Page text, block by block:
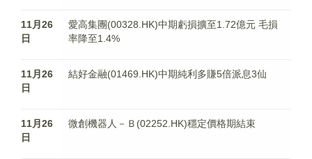
11月26
日
愛高集團(00328.HK)中期虧損擴至1.72億元 毛損
率降至1.4%
11月26
日
結好金融(01469.HK)中期純利多賺5倍派息3仙
11月26
日
微創機器人－Ｂ(02252.HK)穩定價格期結束